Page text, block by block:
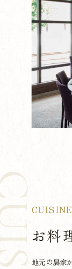
CUISINE
お料
地元の農家